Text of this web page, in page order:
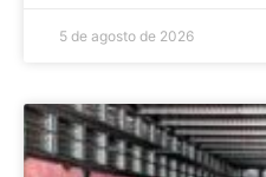
5 de agosto de 2026